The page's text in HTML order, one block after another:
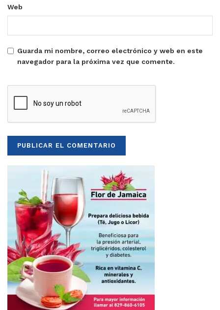
Web
Guarda mi nombre, correo electrónico y web en este
navegador para la próxima vez que comente.